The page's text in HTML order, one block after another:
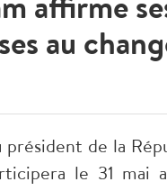
au
président de la
le 31 mai